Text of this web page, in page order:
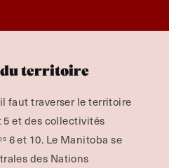
du territoire
faut traverser le territoire
5 et des collectivités
6 et 10. Le Manitoba se
des Nations